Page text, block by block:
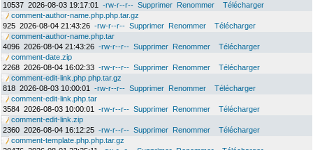
10537 2026-08-03 19:17:01 -rw-r--r-- Supprimer Renommer
Télécharger
comment-author-name.php.php.tar.gz
925 2026-08-04 21:43:26 -rw-r--r-- Supprimer Renommer
Télécharger
comment-author-name.php.tar
4096 2026-08-04 21:43:26 -rw-r--r-- Supprimer Renommer
Télécharger
comment-date.zip
2268 2026-08-04 16:02:33 -rw-r--r-- Supprimer Renommer
Télécharger
comment-edit-link.php.php.tar.gz
818 2026-08-03 10:00:01 -rw-r--r-- Supprimer Renommer
Télécharger
comment-edit-link.php.tar
3584 2026-08-03 10:00:01 -rw-r--r-- Supprimer Renommer
Télécharger
comment-edit-link.zip
2360 2026-08-04 16:12:25 -rw-r--r-- Supprimer Renommer
Télécharger
comment-template.php.php.tar.gz